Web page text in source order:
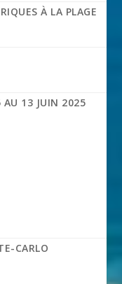
À LA PLAGE
AU 13 JUIN 2025
CARLO